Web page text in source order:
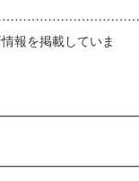
報を掲載していま